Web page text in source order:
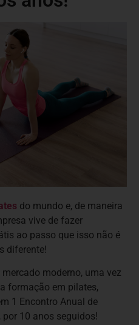
do mundo e, de maneira
vive de fazer
ao passo que isso não é
diferente!
moderno, uma vez
formação em pilates,
1 Encontro Anual de
10 anos seguidos!